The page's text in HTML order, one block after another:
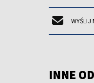
WYŚLIJ
INNE